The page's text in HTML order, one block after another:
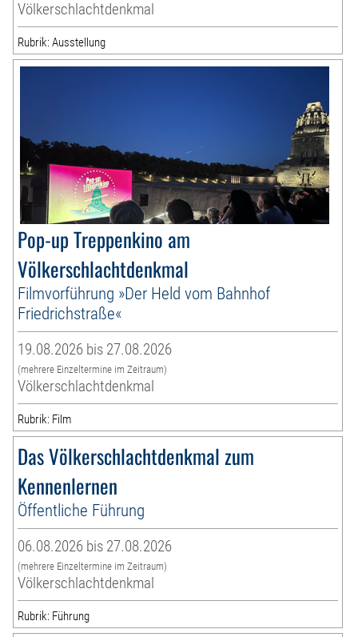
Völkerschlachtdenkmal
Rubrik: Ausstellung
Pop-up Treppenkino am
Völkerschlachtdenkmal
Filmvorführung »Der Held vom Bahnhof
Friedrichstraße«
19.08.2026 bis 27.08.2026
(mehrere Einzeltermine im Zeitraum)
Völkerschlachtdenkmal
Rubrik: Film
Das Völkerschlachtdenkmal zum
Kennenlernen
Öffentliche Führung
06.08.2026 bis 27.08.2026
(mehrere Einzeltermine im Zeitraum)
Völkerschlachtdenkmal
Rubrik: Führung